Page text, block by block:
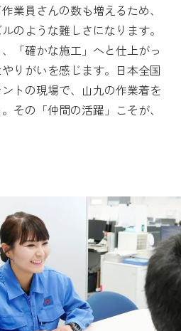
業員さんの数も増えるため、
のような難しさになります。
「確かな施工」へと仕上がっ
りがいを感じます。日本全国
トの現場で、山九の作業着を
その「仲間の活躍」こそが、